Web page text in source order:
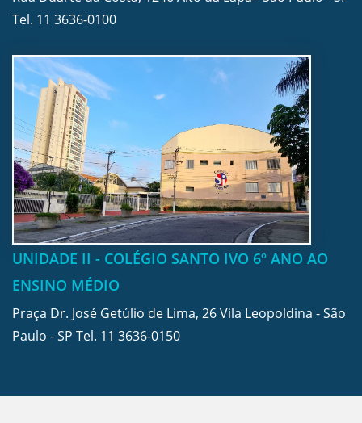
Tel. 11 3636-0100
UNIDADE II - COLÉGIO SANTO IVO 6º ANO AO
ENSINO MÉDIO
Praça Dr. José Getúlio de Lima, 26 Vila Leopoldina - São
Paulo - SP Tel. 11 3636-0150